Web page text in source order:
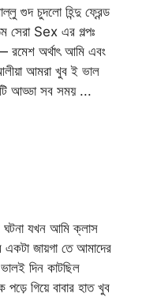
গুদ চুদলো হিন্দু ফ্রেন্ড
Sex এর গল্পঃ
রমেশ অর্থাৎ আমি এবং
আমরা খুব ই ভাল
আড্ডা সব সময় ...
ঘটনা যখন আমি ক্লাস
জায়গা তে আমাদের
দিন কাটছিল
গিয়ে বাবার হাত খুব